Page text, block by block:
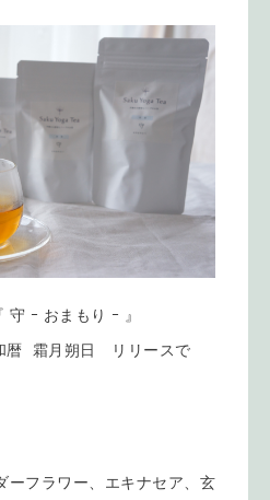
ｰ おまもり ｰ 』
霜月朔日 リリースで
ーフラワー、エキナセア、玄